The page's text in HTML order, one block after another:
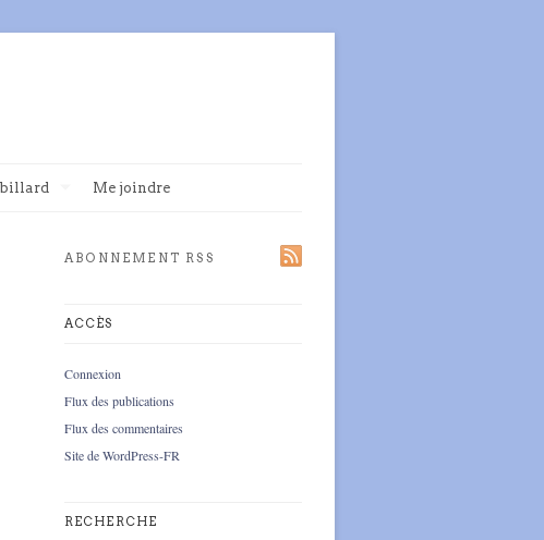
Me joindre
ABONNEMENT RSS
ACCÈS
Connexion
Flux des publications
Flux des commentaires
Site de WordPress-FR
RECHERCHE